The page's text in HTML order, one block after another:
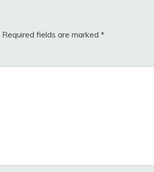
Required fields are marked *